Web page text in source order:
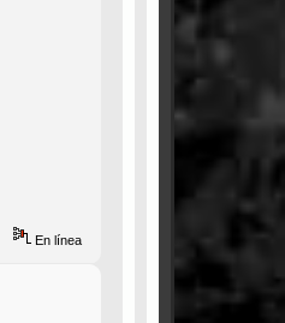
En línea